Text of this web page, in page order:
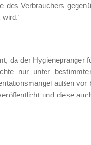
des Verbrauchers
da der Hygienepranger
nur unter
außen vor
und diese